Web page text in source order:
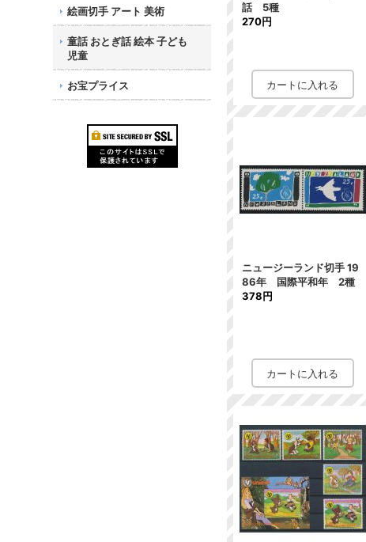
絵画切手 アート 美術
童話 おとぎ話 絵本 子ども
児童
お宝プライス
話 5種
270円
ニュージーランド切手 19
86年 国際平和年 2種
378円